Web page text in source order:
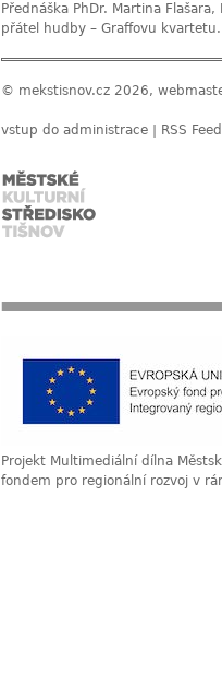
Přednáška PhDr. Martina
přátel hudby – Graffovu kvartetu.
© mekstisnov.cz 2026,
vstup do administrace RSS Feed
Projekt Multimediální dílna
fondem pro regionální rozvoj v